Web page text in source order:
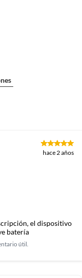
hace 2 años
el dispositivo
batería
útil.